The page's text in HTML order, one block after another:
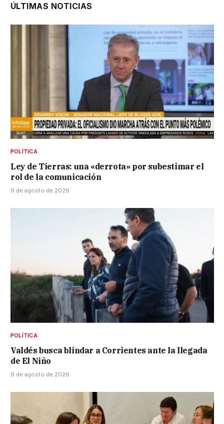
ÚLTIMAS NOTICIAS
POLÍTICA
Ley de Tierras: una «derrota» por subestimar el
rol de la comunicación
9 de agosto de 2026
POLÍTICA
Valdés busca blindar a Corrientes ante la llegada
de El Niño
9 de agosto de 2026